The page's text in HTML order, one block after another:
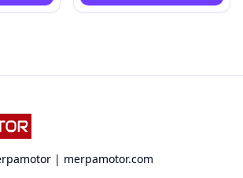
| merpamotor.com